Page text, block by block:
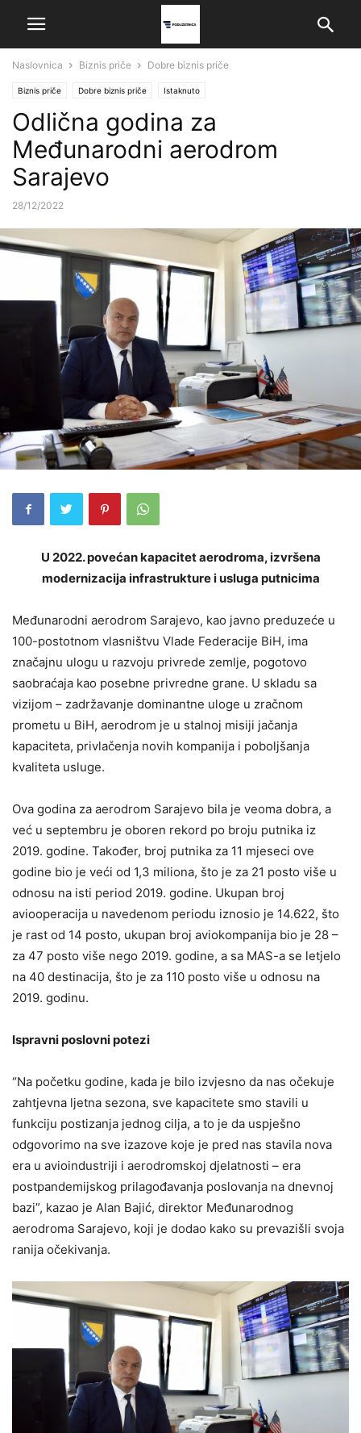
Naslovnica Biznis priče Dobre biznis priče
Biznis priče Dobre biznis priče Istaknuto
Odlična godina za
Međunarodni aerodrom
Sarajevo
28/12/2022
U 2022. povećan kapacitet aerodroma, izvršena
modernizacija infrastrukture i usluga putnicima
Međunarodni aerodrom Sarajevo, kao javno preduzeće u
100-postotnom vlasništvu Vlade Federacije BiH, ima
značajnu ulogu u razvoju privrede zemlje, pogotovo
saobraćaja kao posebne privredne grane. U skladu sa
vizijom – zadržavanje dominantne uloge u zračnom
prometu u BiH, aerodrom je u stalnoj misiji jačanja
kapaciteta, privlačenja novih kompanija i poboljšanja
kvaliteta usluge.
Ova godina za aerodrom Sarajevo bila je veoma dobra, a
već u septembru je oboren rekord po broju putnika iz
2019. godine. Također, broj putnika za 11 mjeseci ove
godine bio je veći od 1,3 miliona, što je za 21 posto više u
odnosu na isti period 2019. godine. Ukupan broj
aviooperacija u navedenom periodu iznosio je 14.622, što
je rast od 14 posto, ukupan broj aviokompanija bio je 28 –
za 47 posto više nego 2019. godine, a sa MAS-a se letjelo
na 40 destinacija, što je za 110 posto više u odnosu na
2019. godinu.
Ispravni poslovni potezi
“Na početku godine, kada je bilo izvjesno da nas očekuje
zahtjevna ljetna sezona, sve kapacitete smo stavili u
funkciju postizanja jednog cilja, a to je da uspješno
odgovorimo na sve izazove koje je pred nas stavila nova
era u avioindustriji i aerodromskoj djelatnosti – era
postpandemijskog prilagođavanja poslovanja na dnevnoj
bazi”, kazao je Alan Bajić, direktor Međunarodnog
aerodroma Sarajevo, koji je dodao kako su prevazišli svoja
ranija očekivanja.